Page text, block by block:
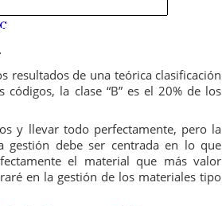
resultados de una teórica clasificación
códigos, la clase “B” es el 20% de los
y llevar todo perfectamente, pero la
gestión debe ser centrada en lo que
el material que más valor
en la gestión de los materiales tipo